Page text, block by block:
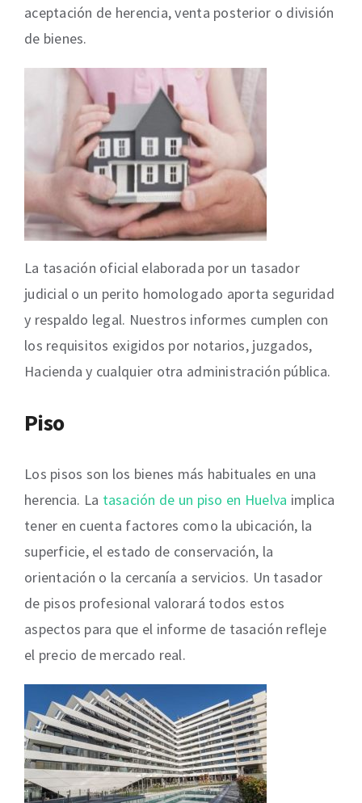
aceptación de herencia, venta posterior o división
de bienes.
La tasación oficial elaborada por un tasador
judicial o un perito homologado aporta seguridad
y respaldo legal. Nuestros informes cumplen con
los requisitos exigidos por notarios, juzgados,
Hacienda y cualquier otra administración pública.
Piso
Los pisos son los bienes más habituales en una
herencia. La tasación de un piso en Huelva implica
tener en cuenta factores como la ubicación, la
superficie, el estado de conservación, la
orientación o la cercanía a servicios. Un tasador
de pisos profesional valorará todos estos
aspectos para que el informe de tasación refleje
el precio de mercado real.